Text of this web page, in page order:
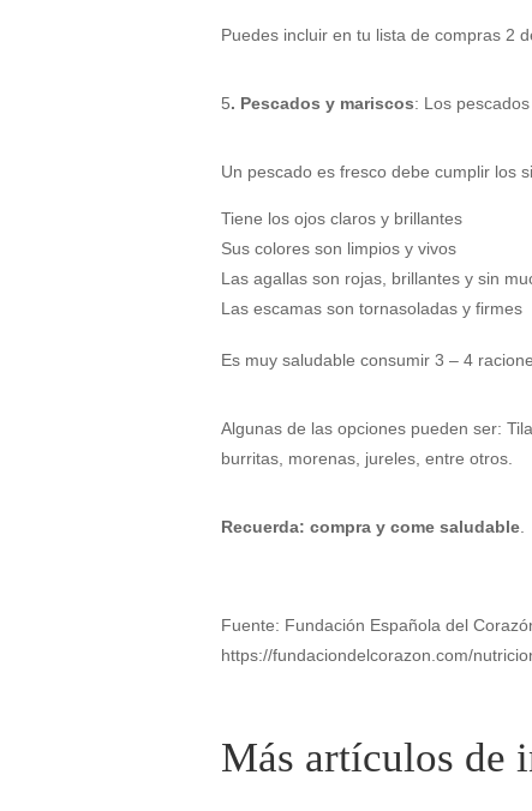
Puedes incluir en tu lista de compras 2
5. Pescados y mariscos: Los
Un pescado es fresco debe cumplir los
Tiene los ojos claros y brillantes
Sus colores son limpios y vivos
Las agallas son rojas, brillantes y sin
Las escamas son tornasoladas y firmes
Es muy saludable consumir 3 – 4
Algunas de las opciones pueden ser:
burritas, morenas, jureles, entre otros.
Recuerda: compra y come saludable
Fuente: Fundación Española del
https://fundaciondelcorazon.com/